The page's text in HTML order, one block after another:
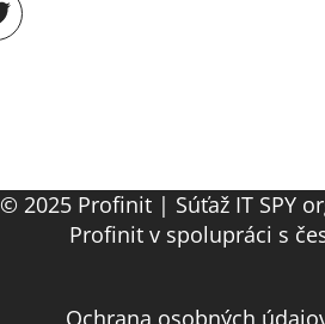
© 2025 Profinit | Súťaž IT SPY
Profinit v spolupráci s
Ochrana osobných